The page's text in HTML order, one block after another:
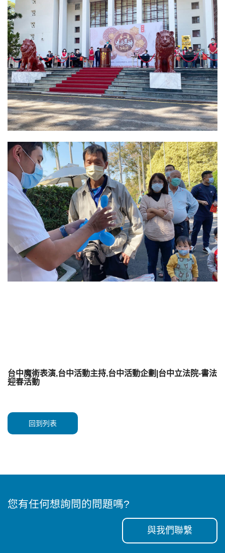
台中魔術表演,台中活動主持,台中活動企劃|台中立法院-書法
迎春活動
回到列表
您有任何想詢問的問題嗎?
與我們聯繫